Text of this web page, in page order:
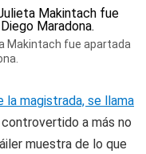
Makintach fue apartada
magistrada, se llama
a más no
muestra de lo que